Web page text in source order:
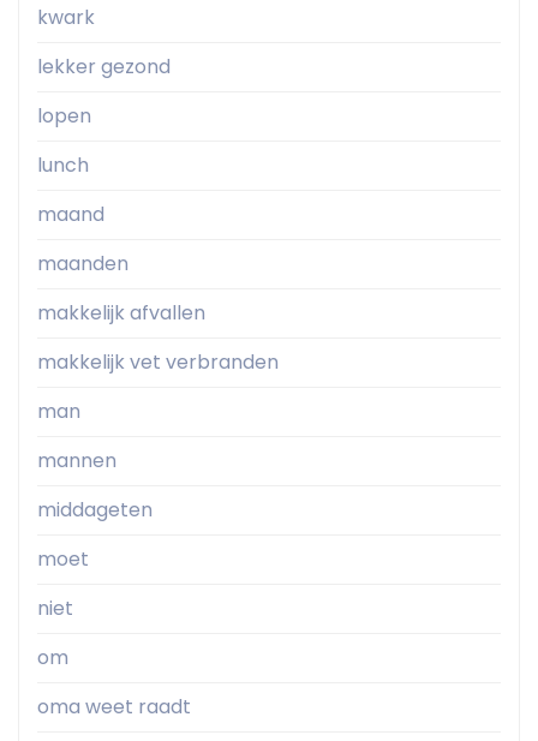
kwark
lekker gezond
lopen
lunch
maand
maanden
makkelijk afvallen
makkelijk vet verbranden
man
mannen
middageten
moet
niet
om
oma weet raadt